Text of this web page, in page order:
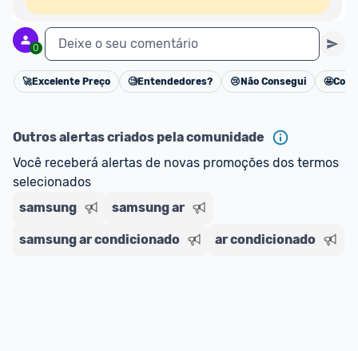
0 Deixe o seu comentário
Cancelar
🚀Excelente Preço 🧐Entendedores? 😢 Não Consegui 🤩
Outros alertas criados pela comunidade
Você receberá alertas de novas promoções dos termos
selecionados
samsung
samsung ar
samsung ar condicionado ar condicionado